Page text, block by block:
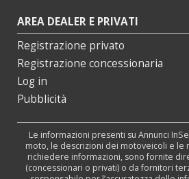
AREA DEALER E PRIVATI
Registrazione privato
Registrazione concessionaria
Log in
Pubblicità
Le informazioni presenti su Annunci
moto, le descrizioni dei motoveicoli e le
richiedere informazioni, sono fornite
(concessionari o privati) o da fornitori